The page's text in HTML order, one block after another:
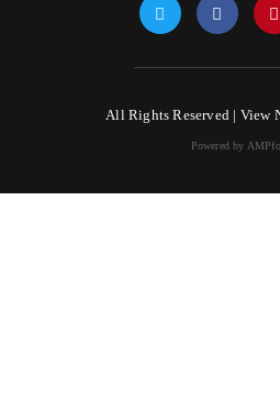
All Rights Reserved | View
Powered by